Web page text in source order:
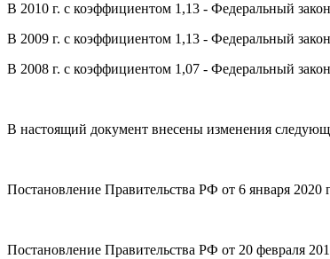
В 2010 г. с коэффициентом 1,13 - Федеральный
В 2009 г. с коэффициентом 1,13 - Федеральный
В 2008 г. с коэффициентом 1,07 - Федеральный
В настоящий документ внесены изменения
Постановление Правительства РФ от 6 января 2020
Постановление Правительства РФ от 20 февраля